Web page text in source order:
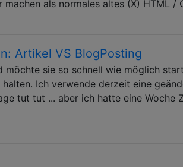
als normales altes (X) HTML /
Artikel VS BlogPosting
möchte sie so schnell wie möglich
Ich verwende derzeit eine
tut tut ... aber ich hatte eine Woche